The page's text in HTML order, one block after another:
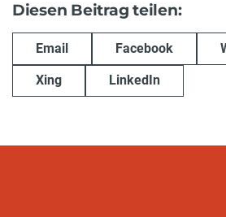
Diesen Beitrag teilen:
Email Facebook
Xing LinkedIn